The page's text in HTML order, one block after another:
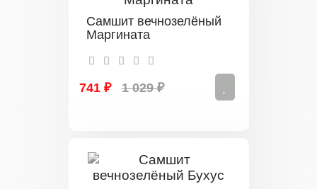
Самшит вечнозелёный
Маргината
741 ₽ 1 029 ₽